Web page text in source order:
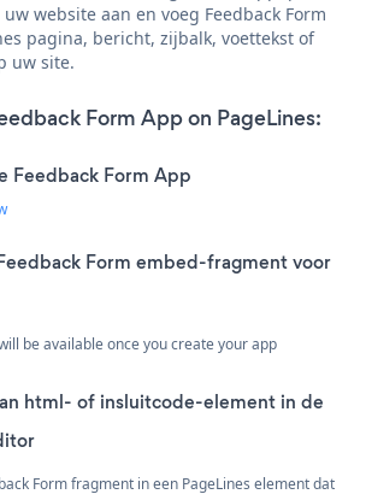
website aan en voeg Feedback Form
pagina, bericht, zijbalk, voettekst of
uw site.
Form App on PageLines:
Feedback Form App
Form embed-fragment voor
be available once you create your app
html- of insluitcode-element in de
Form fragment in een PageLines element dat